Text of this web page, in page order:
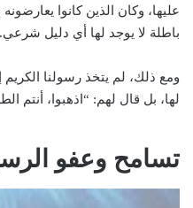
عليها، وكان الذين كانوا
باطلة لا يوجد لها أي دليل شرعي.
ومع ذلك، لم يتخذ رسولنا الكريم
لها، بل قال لهم: “اذهبوا، أنتم
تسامح وعفو